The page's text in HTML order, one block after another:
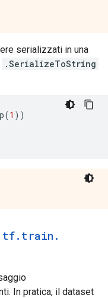
serializzati in una
.SerializeToString
(1 ))
tf. train .
In pratica, il dataset